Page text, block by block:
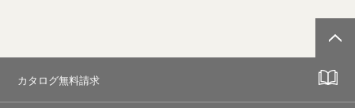
カタログ無料請求